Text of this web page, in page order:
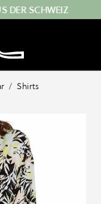
DER SCHWEIZ
/ Shirts